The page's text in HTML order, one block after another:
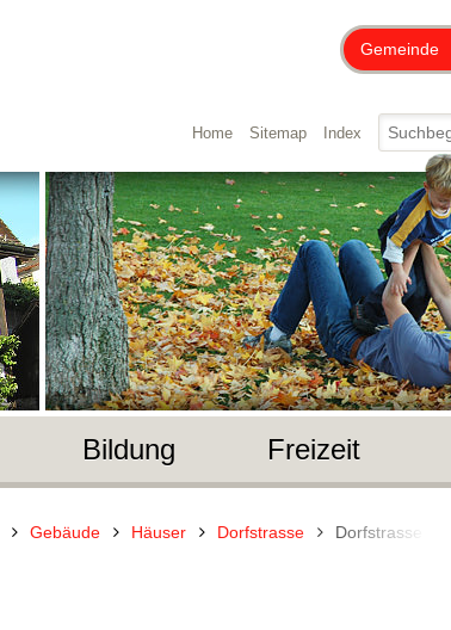
Gemeinde
Home Sitemap Index
Bildung Freizeit
Gebäude Häuser Dorfstrasse Dorfstrasse 47